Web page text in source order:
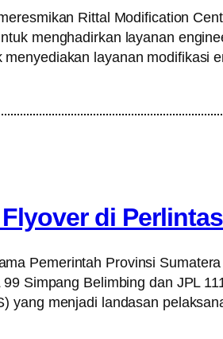
Rittal Modification
menghadirkan layanan
menyediakan layanan
di
Pemerintah Provinsi
Simpang Belimbing dan JPL
yang menjadi landasan